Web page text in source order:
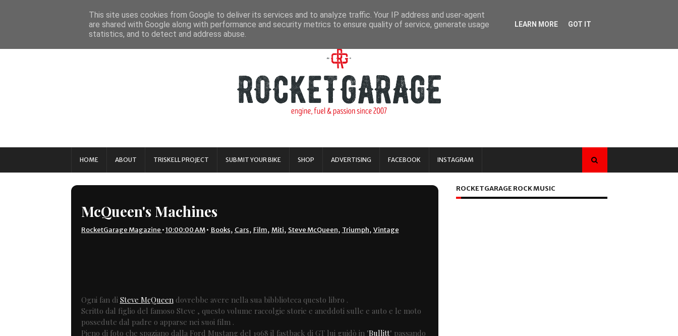
HOME ABOUT TRISKELL PROJECT SUBMIT YOUR BIKE SHOP ADVERTISING FACEBOOK INSTAGRAM
McQueen's Machines
RocketGarage Magazine •10:00:00 AM • Books, Cars, Film, Miti, Steve McQueen, Triumph, Vintage
Ogni fan di Steve McQueendovrebbe avere nella sua bibblioteca questo libro .
Scritto dal figlio del famoso Steve , questo volume raccolgie storie e aneddoti sulle e auto e le moto
possedute dal padre o apparse nei suoi film .
Pieno di foto che spaziano dalla Ford Mustang del 1968 il fastback di GT lui guidò in "Bullitt" passando
ROCKETGARAGE ROCK MUSIC
This site uses cookies from Google to deliver its services and to analyze traffic. Your IP address and user-agent
are shared with Google along with performance and security metrics to ensure quality of service, generate usage
statistics, and to detect and address abuse.
LEARN MORE GOT IT